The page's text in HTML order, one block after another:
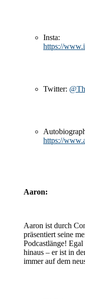
Insta:
https://
Twitter:
https://
Aaron:
Aaron ist durch
präsentiert seine
Podcastlänge!
hinaus – er ist in
immer auf dem